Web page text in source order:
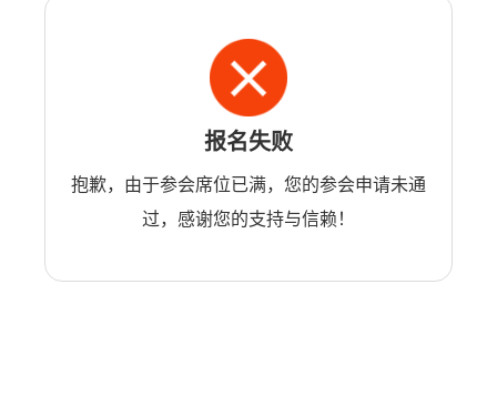
报名失败
抱歉，由于参会席位已满，您的参会申请未通
过，感谢您的支持与信赖！